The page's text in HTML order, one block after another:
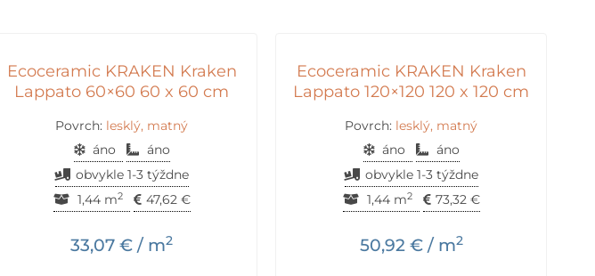
Ecoceramic KRAKEN Kraken
Lappato 60×60 60 x 60 cm
Povrch: lesklý, matný
áno
áno
obvykle 1-3 týždne
1,44 m2 47,62 €
33,07 € / m2
Ecoceramic KRAKEN Kraken
Lappato 120×120 120 x 120 cm
Povrch: lesklý, matný
áno
áno
obvykle 1-3 týždne
1,44 m2 73,32 €
50,92 €/ m2